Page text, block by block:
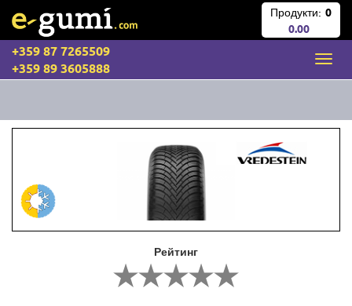
Продукти: 0
0.00
+359 87 7265509
+359 89 3605888
Рейтинг